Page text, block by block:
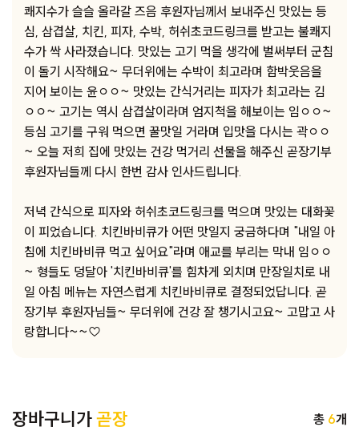
쾌지수가 슬슬 올라갈 즈음 후원자님께서 보내주신 맛있는 등
심, 삼겹살, 치킨, 피자, 수박, 허쉬초코드링크를 받고는 불쾌지
수가 싹 사라졌습니다. 맛있는 고기 먹을 생각에 벌써부터 군침
이 돌기 시작해요~ 무더위에는 수박이 최고라며 함박웃음을
지어 보이는 윤ㅇㅇ~ 맛있는 간식거리는 피자가 최고라는 김
ㅇㅇ~ 고기는 역시 삼겹살이라며 엄지척을 해보이는 임ㅇㅇ~
등심 고기를 구워 먹으면 꿀맛일 거라며 입맛을 다시는 곽ㅇㅇ
~ 오늘 저희 집에 맛있는 건강 먹거리 선물을 해주신 곧장기부
후원자님들께 다시 한번 감사 인사드립니다.
저녁 간식으로 피자와 허쉬초코드링크를 먹으며 맛있는 대화꽃
이 피었습니다. 치킨바비큐가 어떤 맛일지 궁금하다며 "내일 아
침에 치킨바비큐 먹고 싶어요"라며 애교를 부리는 막내 임ㅇㅇ
~ 형들도 덩달아 '치킨바비큐'를 힘차게 외치며 만장일치로 내
일 아침 메뉴는 자연스럽게 치킨바비큐로 결정되었답니다. 곧
장기부 후원자님들~ 무더위에 건강 잘 챙기시고요~ 고맙고 사
랑합니다~~♡
장바구니가곧장 총 6개